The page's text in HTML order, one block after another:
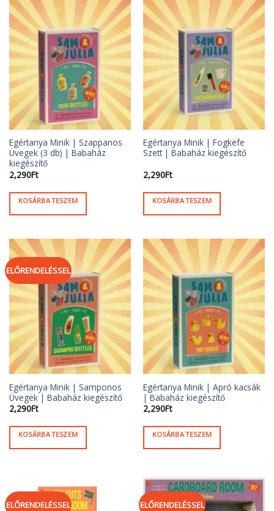
Egértanya Minik | Szappanos
Üvegek (3 db) | Babaház
kiegészítő
2,290Ft
KOSÁRBA TESZEM
Egértanya Minik | Fogkefe
Szett | Babaház kiegészítő
2,290Ft
KOSÁRBA TESZEM
ELŐRENDELÉSSEL
Egértanya Minik | Samponos
Üvegek | Babaház kiegészítő
2,290Ft
KOSÁRBA TESZEM
Egértanya Minik | Apró kacsák
| Babaház kiegészítő
2,290Ft
KOSÁRBA TESZEM
ELŐRENDELÉSSEL ELŐRENDELÉSSEL